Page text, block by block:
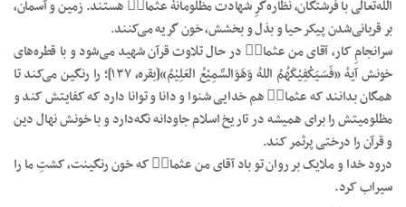
الله‌تعالی با فرشتگان، نظاره‌گرِ شهادت مظلومانهٔ عثمانؓ هستند. زمین و آسمان،
بر قربانی‌شدن پیکر حیا و بذل و بخشش، خون گریه می‌کنند.
سرانجامِ کار، آقای من عثمانؓ در حال تلاوت قرآن شهید می‌شود و با قطره‌های
خونش آیهٔ «فَسَیَکْفِیْکَهُمُ اللهُ وَهَوَالسَّمِیْعُ العَلِیْمُ»[بقره، ۱۳۷]؛ را رنگین می‌کند تا
همگان بدانند که عثمانؓ هم خدایی شنوا و دانا و توانا دارد که کفایتش کند و
مظلومیتش را برای همیشه در تاریخ اسلام جاودانه نگه‌دارد و با خونش نهال دین
و قرآن را درختی پرثمر کند.
درود خدا و ملایک بر روان تو باد آقای من عثمانؓ که خون رنگینت، کشتِ ما را
سیراب کرد.